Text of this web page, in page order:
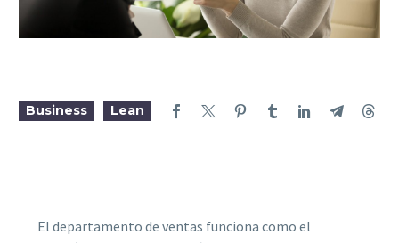
Business Lean
El departamento de ventas funciona como el